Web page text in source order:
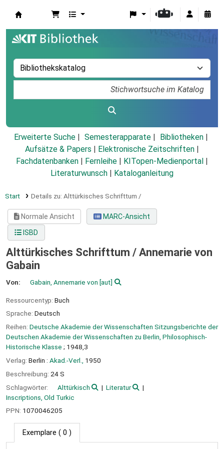
Erweiterte Suche Semesterapparate
Bibliotheken
Aufsätze & Papers
Elektronische Zeitschriften
Fachdatenbanken
Fernleihe KITopen-Medienportal
Literaturwunsch
Kataloganleitung
Start Details zu: Alttürkisches Schrifttum /
Normale Ansicht
MARC-Ansicht
ISBD
Alttürkisches Schrifttum / Annemarie von
Gabain
Von: Gabain, Annemarie von [aut]
Ressourcentyp: Buch
Sprache: Deutsch
Reihen: Deutsche Akademie der Wissenschaften Sitzungsberichte der
Deutschen Akademie der Wissenschaften zu Berlin, Philosophisch-
Historische Klasse ; 1948,3
Verlag: Berlin : Akad.-Verl.,
1950
Beschreibung: 24 S
Schlagwörter:
Alttürkisch
Literatur
Inscriptions, Old Turkic
PPN: 1070046205
Exemplare ( 0 )